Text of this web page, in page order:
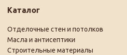
Каталог
Отделочные стен и потолков
Масла и антисептики
Строительные материалы